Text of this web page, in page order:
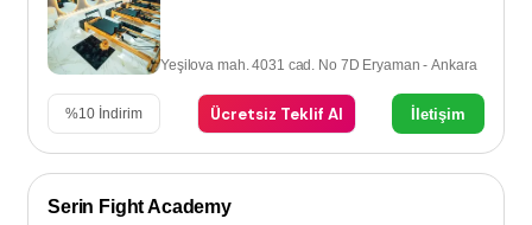
Yeşilova mah. 4031 cad. No 7D Eryaman - Ankara
%10 İndirim Ücretsiz Teklif Al İletişim
Serin Fight Academy